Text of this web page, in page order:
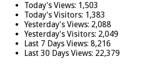
Today's Views: 1,503
Today's Visitors: 1,383
Yesterday's Views: 2,088
Yesterday's Visitors: 2,049
Last 7 Days Views: 8,216
Last 30 Days Views: 22,379